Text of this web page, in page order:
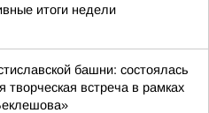
итоги недели
башни: состоялась
творческая встреча в рамках